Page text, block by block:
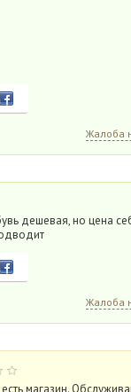
Жалоба
дешевая, но цена
Жалоба
магазин.